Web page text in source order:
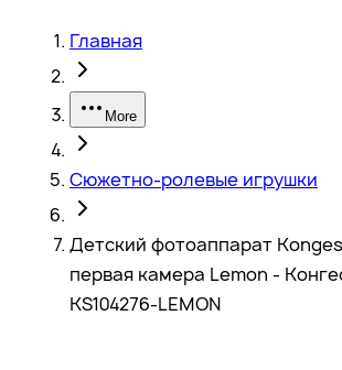
Главная
More
Сюжетно-ролевые игрушки
Детский фотоаппарат
первая камера Lemon -
KS104276-LEMON